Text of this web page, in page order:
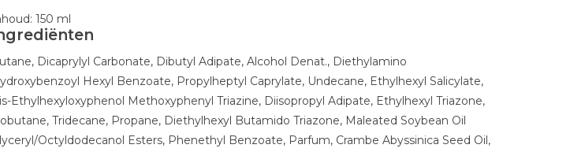
150 ml
Dicaprylyl Carbonate, Dibutyl Adipate, Alcohol Denat., Diethylamino
Hexyl Benzoate, Propylheptyl Caprylate, Undecane, Ethylhexyl Salicylate,
Ethylhexyloxyphenol Methoxyphenyl Triazine, Diisopropyl Adipate, Ethylhexyl Triazone,
Tridecane, Propane, Diethylhexyl Butamido Triazone, Maleated Soybean Oil
Octyldodecanol Esters, Phenethyl Benzoate, Parfum, Crambe Abyssinica Seed Oil,